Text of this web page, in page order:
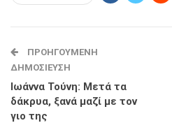
ΠΡΟΗΓΟΎΜΕΝΗ
ΔΗΜΟΣΊΕΥΣΗ
Ιωάννα Τούνη: Μετά τα
δάκρυα, ξανά μαζί με τον
γιο της